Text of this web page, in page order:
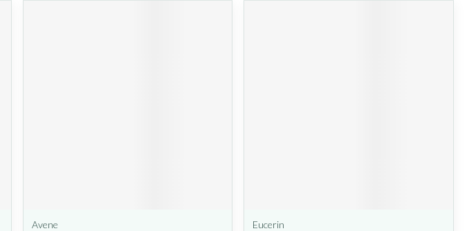
Avene Eucerin